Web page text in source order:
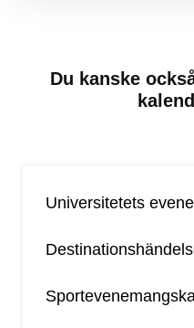
Du kanske
Universitetets